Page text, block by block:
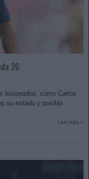
26
lesionados, cómo Carlos
su estado y posible
Leer más »